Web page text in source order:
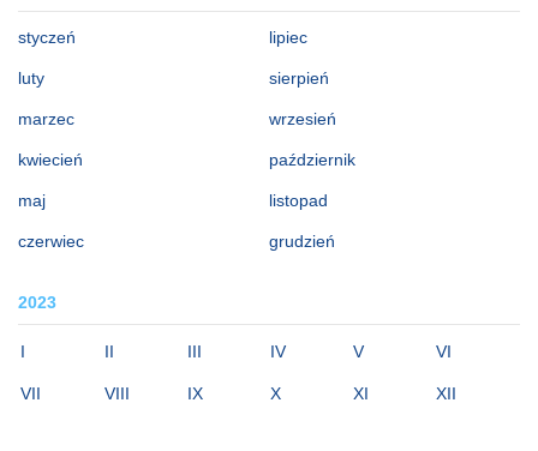
styczeń
luty
marzec
kwiecień
maj
czerwiec
lipiec
sierpień
wrzesień
październik
listopad
grudzień
2023
I II III IV V VI
VII VIII IX X XI XII